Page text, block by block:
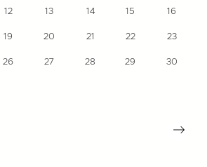
12 13 14 15 16
19 20 21 22 23
26 27 28 29 30